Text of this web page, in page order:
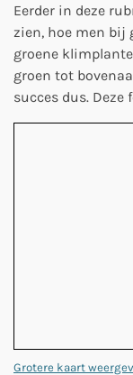
Eerder in deze
zien, hoe men bij
groene
groen tot
succes dus. Deze
Grotere kaart